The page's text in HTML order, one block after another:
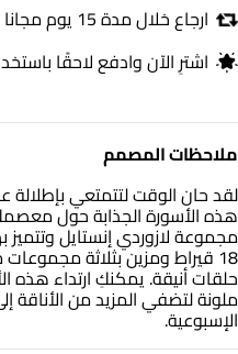
ملاحظات المصمم
لقد حان الوقت لتتمتعي بإطلالة
هذه الأسورة الجذابة حول
مجموعة لازوردي إنستايل
18 قيراط ومزين بثلاثة
حلقات أنيقة. يمكنكِ ارتداء هذه
ملونة لتضفي المزيد من
الإسبوعية.
ارجاع خلال مدة 15 يوم مجانا
اشترِ الآن وادفع لاحقًا